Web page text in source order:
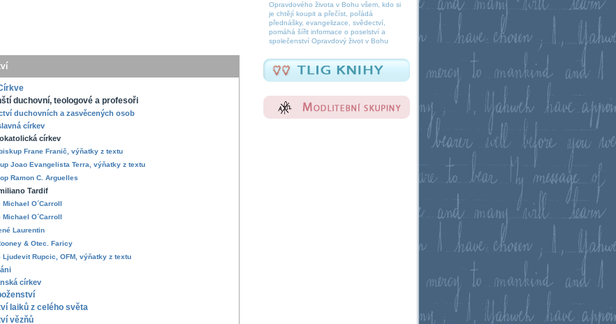
duchovní, teologové a profesoři
duchovních a zasvěcených osob
církev
církev
Frane Franič, výňatky z textu
Joao Evangelista Terra, výňatky z textu
Ramon C. Arguelles
Tardif
Michael O´Carroll
Michael O´Carroll
Laurentin
& Otec. Faricy
Ljudevit Rupcic, OFM, výňatky z textu
církev
laiků z celého světa
vězňů
Opravdového života v Bohu všem, kdo si
je chtějí koupit a přečíst, pořádá
přednášky, evangelizace, svědectví,
pomáhá šířit informace o poselství a
společenství Opravdový život v Bohu